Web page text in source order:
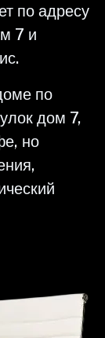
по адресу
7 и
по
дом 7,
но